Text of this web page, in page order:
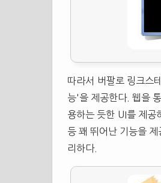
따라서 버팔로 링크스
능'을 제공한다. 웹을
용하는 듯한 UI를 제공
등 꽤 뛰어난 기능을
리하다.